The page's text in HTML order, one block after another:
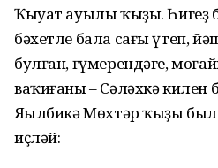
Ҡыуат ауылы ҡыҙы. Һигеҙ
бәхетле бала сағы үтеп,
булған, ғүмерендәге,
ваҡиғаны – Сәләхкә килен
Яңылбикә Мөхтәр ҡыҙы
иҫләй: